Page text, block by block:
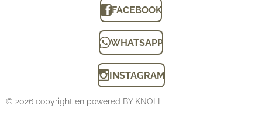
FACEBOOK
WHATSAPP
INSTAGRAM
© 2026 copyright en powered BY KNOLL